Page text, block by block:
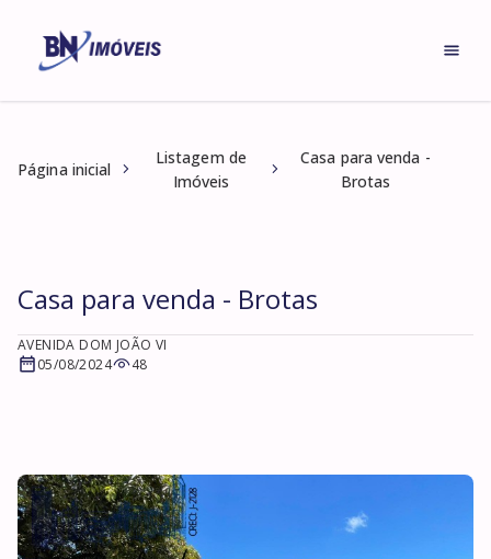
Página inicial
Listagem de
Imóveis
Casa para venda -
Brotas
Casa para venda - Brotas
AVENIDA DOM JOÃO VI
05/08/2024
48